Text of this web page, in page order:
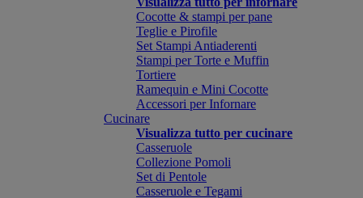
Cocotte & stampi per pane
Teglie e Pirofile
Set Stampi Antiaderenti
Stampi per Torte e Muffin
Tortiere
Ramequin e Mini Cocotte
Accessori per Infornare
Cucinare
Visualizza tutto per cucinare
Casseruole
Collezione Pomoli
Set di Pentole
Casseruole e Tegami